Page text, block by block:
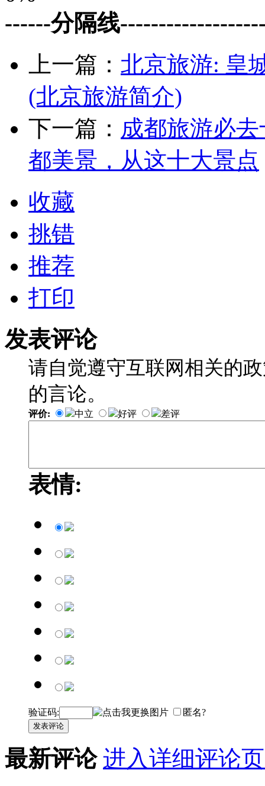
------分隔线
上一篇： 北京旅游: 皇
(北京旅游简介)
下一篇： 成都旅游必
都美景，从这十大景点
收藏
挑错
推荐
打印
发表评论
请自觉遵守互联网相关的
的言论。
评价: 中立 好评 差评
表情:
验证码: 匿名?
发表评论
最新评论 进入详细评论